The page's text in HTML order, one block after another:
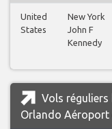
United
States
New York
John F
Kennedy
Vols
Orlando Aéroport